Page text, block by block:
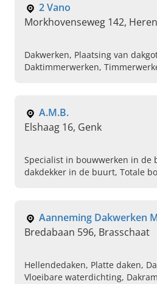
2 Vano
Morkhovenseweg 142,
Dakwerken, Plaatsing van
Daktimmerwerken,
A.M.B.
Elshaag 16, Genk
Specialist in bouwwerken in de
dakdekker in de buurt, Totale
metselwerken
Aanneming Dakwerken
Bredabaan 596, Brasschaat
Hellendedaken, Platte daken,
Vloeibare waterdichting,